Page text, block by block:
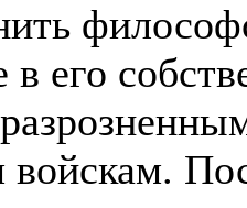
в его
войскам.